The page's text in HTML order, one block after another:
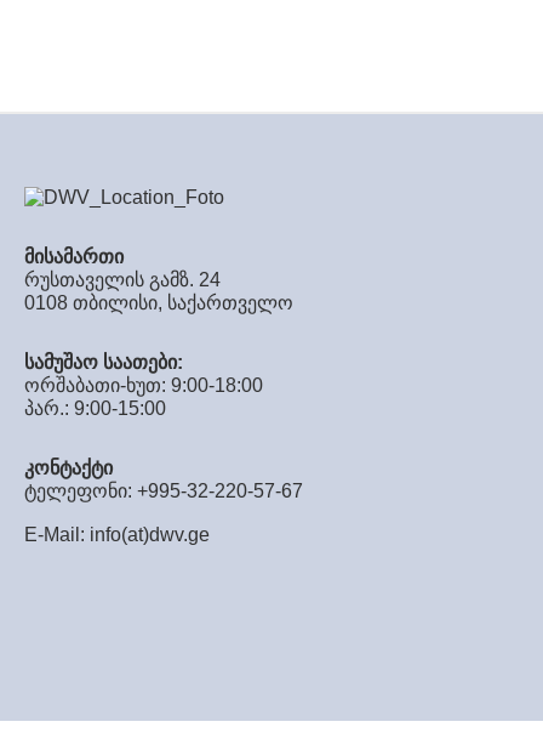
მისამართი
რუსთაველის გამზ. 24
0108 თბილისი, საქართველო
სამუშაო საათები:
ორშაბათი-ხუთ: 9:00-18:00
პარ.: 9:00-15:00
კონტაქტი
ტელეფონი: +995-32-220-57-67
E-Mail: info(at)dwv.ge